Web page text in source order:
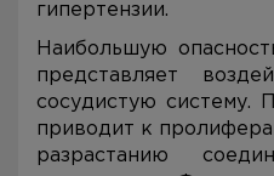
гипертензии.
Наибольшую
представляет
сосудистую систему.
приводит к
разрастанию